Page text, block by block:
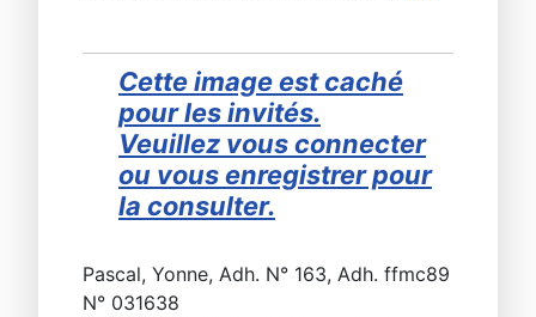
Cette image est caché
pour les invités.
Veuillez vous connecter
ou vous enregistrer pour
la consulter.
Pascal, Yonne, Adh. N° 163, Adh. ffmc89
N° 031638